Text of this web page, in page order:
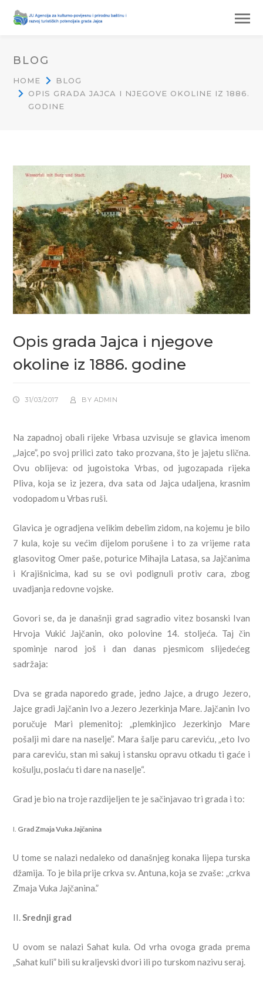
BLOG
HOME
BLOG
OPIS GRADA JAJCA I NJEGOVE OKOLINE IZ 1886.
GODINE
Opis grada Jajca i njegove
okoline iz 1886. godine
31/03/2017 BY ADMIN
Na zapadnoj obali rijeke Vrbasa uzvisuje se glavica imenom
„Jajce”, po svoj prilici zato tako prozvana, što je jajetu slična.
Ovu oblijeva: od jugoistoka Vrbas, od jugozapada rijeka
Pliva, koja se iz jezera, dva sata od Jajca udaljena, krasnim
vodopadom u Vrbas ruši.
Glavica je ogradjena velikim debelim zidom, na kojemu je bilo
7 kula, koje su većim dijelom porušene i to za vrijeme rata
glasovitog Omer paše, poturice Mihajla Latasa, sa Jajčanima
i Krajišnicima, kad su se ovi podignuli protiv cara, zbog
uvadjanja redovne vojske.
Govori se, da je današnji grad sagradio vitez bosanski Ivan
Hrvoja Vukić Jajčanin, oko polovine 14. stoljeća. Taj čin
spominje narod još i dan danas pjesmicom slijedećeg
sadržaja:
Dva se grada naporedo grade, jedno Jajce, a drugo Jezero,
Jajce gradi Jajčanin Ivo a Jezero Jezerkinja Mare. Jajčanin Ivo
poručuje Mari plemenitoj: „plemkinjico Jezerkinjo Mare
pošalji mi dare na naselje”. Mara šalje paru careviću, „eto Ivo
para careviću, stan mi sakuj i stansku opravu otkadu ti gaće i
košulju, poslaću ti dare na naselje“.
Grad je bio na troje razdijeljen te je sačinjavao tri grada i to:
I. Grad Zmaja Vuka Jajčanina
U tome se nalazi nedaleko od današnjeg konaka lijepa turska
džamija. To je bila prije crkva sv. Antuna, koja se zvaše: „crkva
Zmaja Vuka Jajčanina.”
II.Srednji grad
U ovom se nalazi Sahat kula. Od vrha ovoga grada prema
„Sahat kuli” bili su kraljevski dvori ili po turskom nazivu seraj.